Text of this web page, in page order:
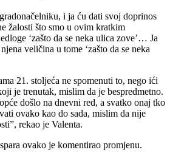
i ja ću dati svoj doprinos
žalosti što smo u ovim kratkim
‘zašto da se neka ulica zove’… Ja
veličina u tome ‘zašto da se neka
21. stoljeća ne spomenuti to, nego ići
je trenutak, mislim da je bespredmetno.
došlo na dnevni red, a svatko onaj tko
ovako kao do sada, mislim da nije
rekao je Valenta.
ovako je komentirao promjenu.